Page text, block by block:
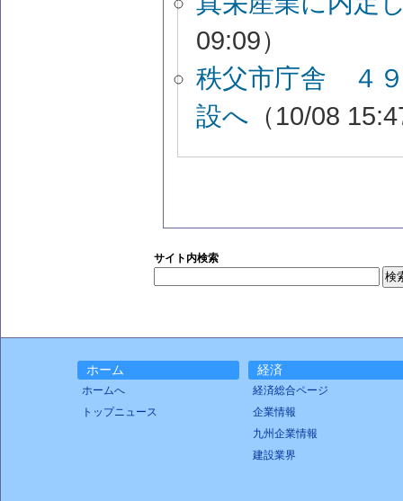
09:09）
秩父市庁舎 ４
設へ （10/08
サイト内検索
ホーム
ホームへ
トップニュース
経済
経済総合ページ
企業情報
九州企業情報
建設業界